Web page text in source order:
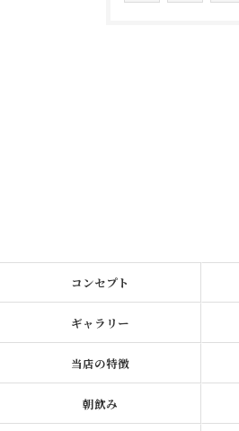
コンセプト
ギャラリー
当店の特徴
朝飲み